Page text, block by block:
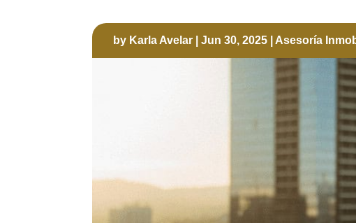
by Karla Avelar Jun 30, 2025 Asesoría